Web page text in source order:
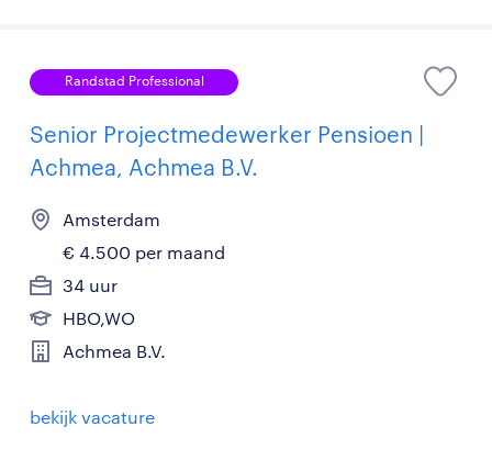
Randstad Professional
Senior Projectmedewerker Pensioen |
Achmea, Achmea B.V.
Amsterdam
€ 4.500 per maand
34 uur
HBO,WO
Achmea B.V.
bekijk vacature